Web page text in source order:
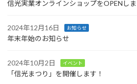
信光実業オンラインショップをOPENし
2024年12月16日 お知らせ
年末年始のお知らせ
2024年10月2日 イベント
「信光まつり」を開催します！